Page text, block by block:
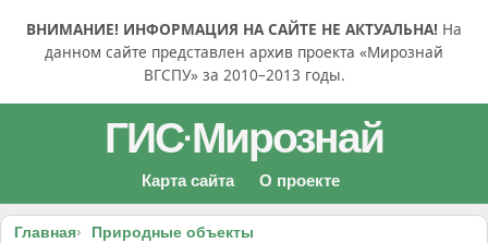
ВНИМАНИЕ! ИНФОРМАЦИЯ НА САЙТЕ НЕ АКТУАЛЬНА! На
данном сайте представлен архив проекта «Мирознай
ВГСПУ» за 2010–2013 годы.
ГИС·Мирознай
Карта сайта О проекте
Главная Природные объекты